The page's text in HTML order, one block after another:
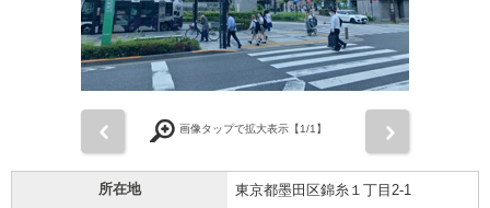
画像タップで拡大表示【1/1】
所在地 東京都墨田区錦糸１丁目2-1